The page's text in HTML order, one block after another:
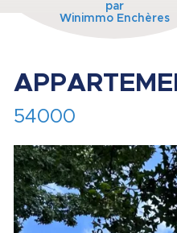
par
Winimmo Enchères
54000